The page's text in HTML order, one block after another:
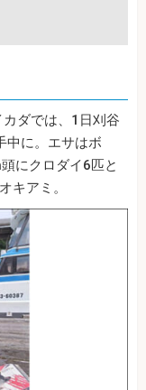
カダでは、1日刈谷
中に。エサはボ
にクロダイ6匹と
キアミ。